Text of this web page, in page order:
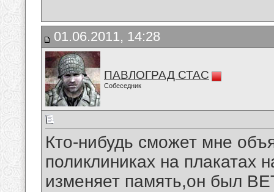
01.06.2011, 14:28
ПАВЛОГРАД СТАС
Собеседник
Кто-нибудь сможет мне
поликлиниках на плакатах
изменяет память,он был